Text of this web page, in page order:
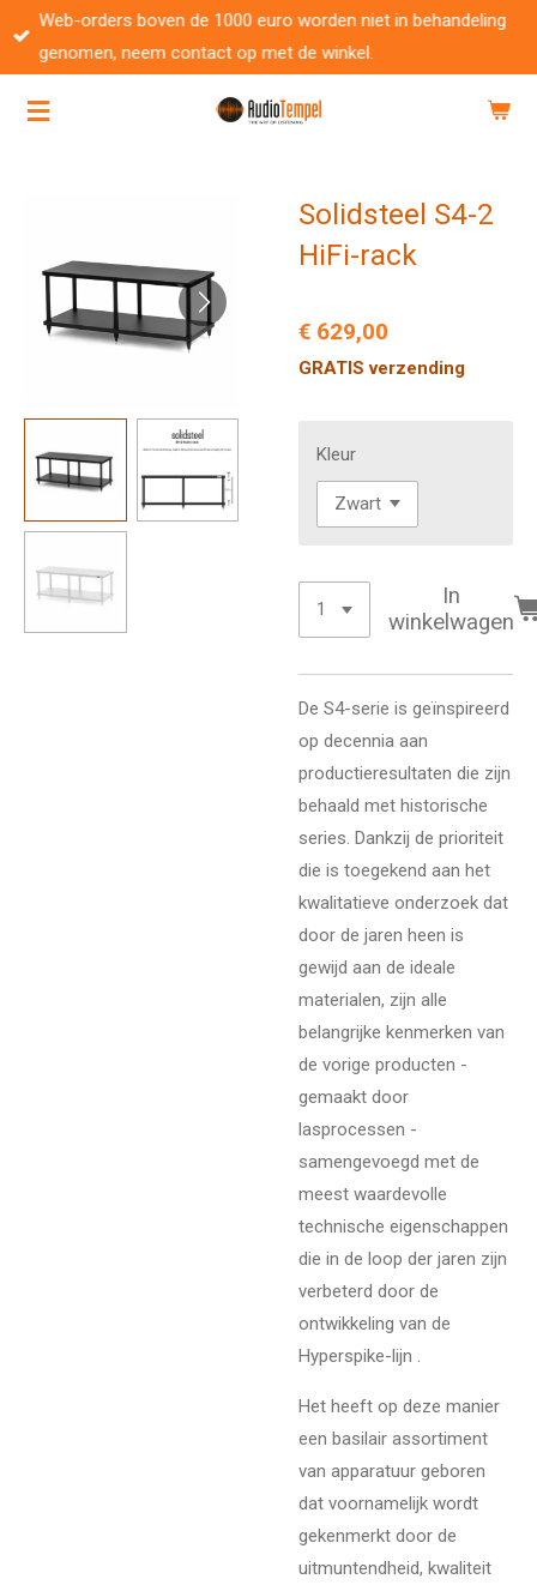
Ga
direct
de
Web-orders boven de 1000 euro worden niet in behandeling
genomen, neem contact op met de winkel.
Solidsteel S4-2
HiFi-rack
€ 629,00
GRATIS verzending
Kleur
In
winkelwagen
De S4-serie is geïnspireerd
op decennia aan
productieresultaten die zijn
behaald met historische
series. Dankzij de prioriteit
die is toegekend aan het
kwalitatieve onderzoek dat
door de jaren heen is
gewijd aan de ideale
materialen, zijn alle
belangrijke kenmerken van
de vorige producten -
gemaakt door
lasprocessen -
samengevoegd met de
meest waardevolle
technische eigenschappen
die in de loop der jaren zijn
verbeterd door de
ontwikkeling van de
Hyperspike-lijn .
Het heeft op deze manier
een basilair assortiment
van apparatuur geboren
dat voornamelijk wordt
gekenmerkt door de
uitmuntendheid, kwaliteit